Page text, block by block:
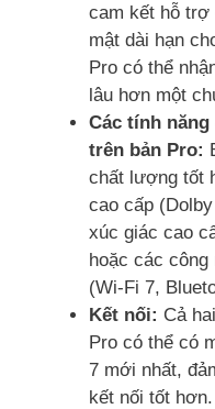
cam kết hỗ trợ
mật dài hạn
Pro có thể
lâu hơn một
Các tính năng
trên bản Pro:
chất lượng tốt
cao cấp
xúc giác cao
hoặc các
(Wi-Fi 7,
Kết nối: Cả
Pro có thể có
7 mới nhất,
kết nối tốt hơn.